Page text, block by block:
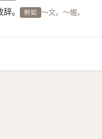
辞。 例如 ～文。～幄。